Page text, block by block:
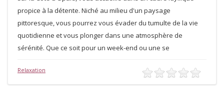
propice à la détente. Niché au milieu d'un paysage
pittoresque, vous pourrez vous évader du tumulte de la vie
quotidienne et vous plonger dans une atmosphère de
sérénité. Que ce soit pour un week-end ou une se
Relaxation